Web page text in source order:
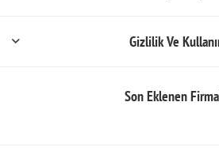
Gizlilik Ve
Son Eklenen